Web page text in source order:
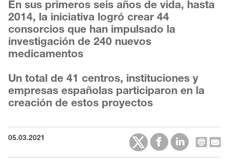
En sus primeros seis años de vida, hasta
2014, la iniciativa logró crear 44
consorcios que han impulsado la
investigación de 240 nuevos
medicamentos
Un total de 41 centros, instituciones y
empresas españolas participaron en la
creación de estos proyectos
05.03.2021